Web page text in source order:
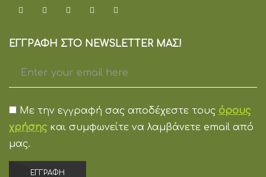
ΕΓΓΡΑΦΗ ΣΤΟ NEWSLETTER ΜΑΣ!
Με την εγγραφή σας αποδέχεστε τους όρους
χρήσης και συμφωνείτε να λαμβάνετε email από
μας.